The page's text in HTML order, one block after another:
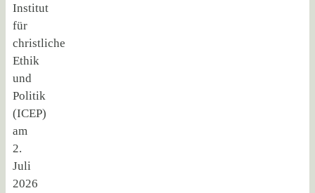
Institut
für
christliche
Ethik
und
Politik
(ICEP)
am
2.
Juli
2026